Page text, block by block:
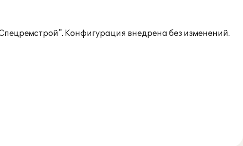
Конфигурация внедрена без изменений.